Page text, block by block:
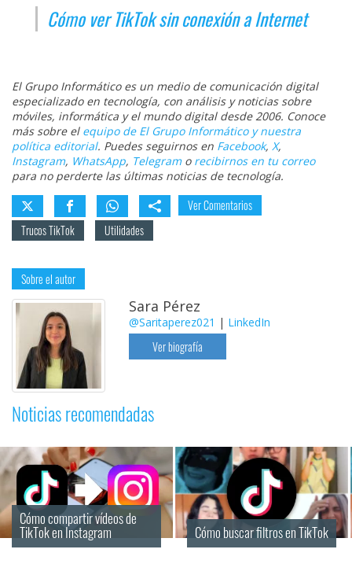
Cómo ver TikTok sin conexión a Internet
El Grupo Informático es un medio de comunicación digital
especializado en tecnología, con análisis y noticias sobre
móviles, informática y el mundo digital desde 2006. Conoce
más sobre el equipo de El Grupo Informático y nuestra
política editorial. Puedes seguirnos en Facebook, X,
Instagram, WhatsApp, Telegramo recibirnos en tu correo
para no perderte las últimas noticias de tecnología.
Ver Comentarios
Trucos TikTok
Utilidades
Sobre el autor
Sara Pérez
@Saritaperez021 | LinkedIn
Ver biografía
Noticias recomendadas
Cómo compartir vídeos de
TikTok en Instagram Cómo buscar filtros en TikTok